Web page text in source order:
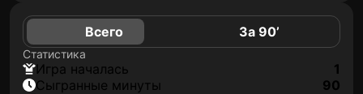
Всего За 90’
Статистика
игра началась
1
сыгранные минуты
90